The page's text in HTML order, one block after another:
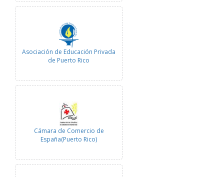
Asociación de Educación Privada
de Puerto Rico
Cámara de Comercio de
España(Puerto Rico)